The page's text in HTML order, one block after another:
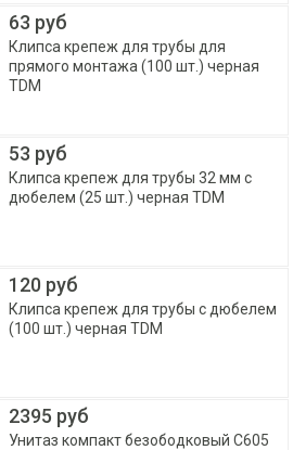
63 руб
Клипса крепеж для трубы для
прямого монтажа (100 шт.) черная
TDM
53 руб
Клипса крепеж для трубы 32 мм с
дюбелем (25 шт.) черная TDM
120 руб
Клипса крепеж для трубы с дюбелем
(100 шт.) черная TDM
2395 руб
Унитаз компакт безободковый С605